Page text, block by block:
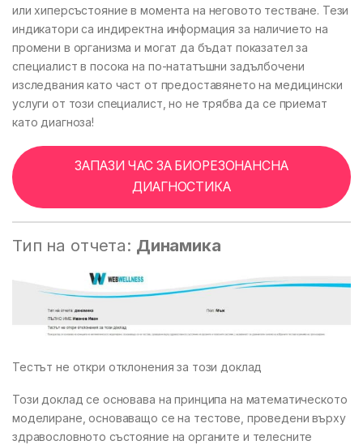
или хиперсъстояние в момента на неговото тестване. Тези
индикатори са индиректна информация за наличието на
промени в организма и могат да бъдат показател за
специалист в посока на по-нататъшни задълбочени
изследвания като част от предоставянето на медицински
услуги от този специалист, но не трябва да се приемат
като диагноза!
ЗАПАЗИ ЧАС ЗА БИОРЕЗОНАНСНА
ДИАГНОСТИКА
Тип на отчета: Динамика
Тестът не откри отклонения за този доклад
Този доклад се основава на принципа на математическото
моделиране, основаващо се на тестове, проведени върху
здравословното състояние на органите и телесните